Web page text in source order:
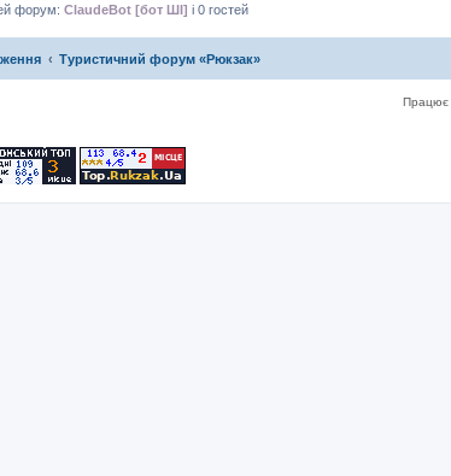
форум: ClaudeBot [бот ШІ] і 0 гостей
Туристичний форум «Рюкзак»
Працює